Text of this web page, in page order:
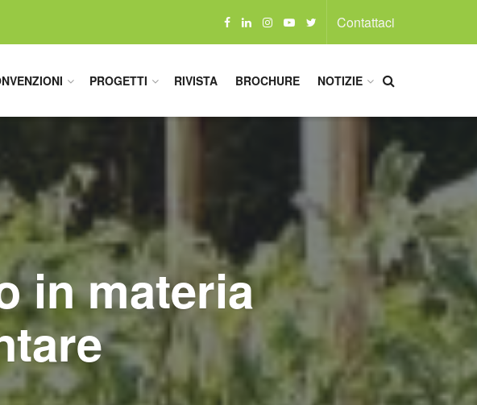
Contattaci
PROGETTI RIVISTA BROCHURE NOTIZIE
in materia